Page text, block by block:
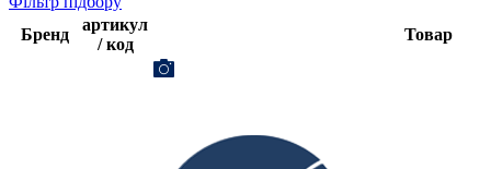
Бренд
артикул
/ код
Товар